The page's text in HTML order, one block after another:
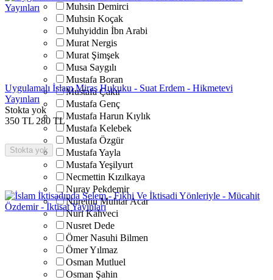
Muhsin Demirci
Muhsin Koçak
Muhyiddin İbn Arabi
Murat Nergis
Murat Şimşek
Musa Saygılı
Mustafa Boran
Mustafa Çakır
Mustafa Genç
Mustafa Harun Kıylık
Mustafa Kelebek
Mustafa Özgür
Mustafa Yayla
Mustafa Yeşilyurt
Necmettin Kızılkaya
Nuray Pekdemir
Nurettin Muhtar Acar
Nuri Kahveci
Nusret Dede
Ömer Nasuhi Bilmen
Ömer Yılmaz
Osman Mutluel
Osman Şahin
Uygulamalı İslam Miras Hukuku - Suat Erdem - Hikmetevi
Yayınları
Stokta yok
350 TL 280 TL
Stokta yok